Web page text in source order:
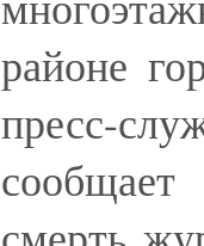
районе
пресс-